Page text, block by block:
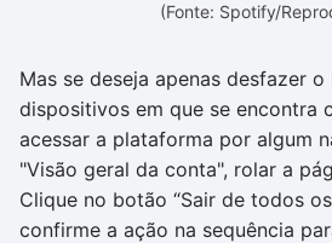
(Fonte: Spotify/
Mas se deseja apenas desfazer
dispositivos em que se encontra
acessar a plataforma por algum
"Visão geral da conta", rolar a
Clique no botão “Sair de todos
confirme a ação na sequência